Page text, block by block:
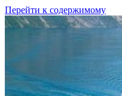
Перейти к содержимому